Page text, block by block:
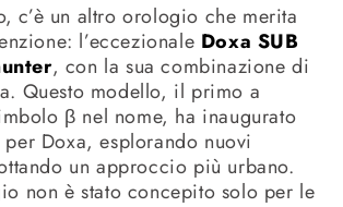
c’è un altro orologio che merita
l’eccezionale Doxa SUB
, con la sua combinazione di
Questo modello, il primo a
β nel nome, ha inaugurato
per Doxa, esplorando nuovi
un approccio più urbano.
non è stato concepito solo per le